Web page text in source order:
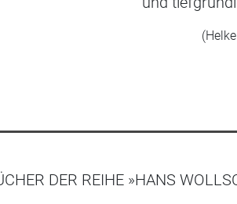
DER REIHE »HANS